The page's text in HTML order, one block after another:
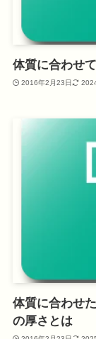
体質に合わせ
2016年2月23日
体質に合わせ
の厚さとは